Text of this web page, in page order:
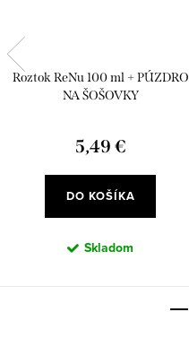
Roztok ReNu 100 ml + PÚZDRO
NA ŠOŠOVKY
5,49 €
DO KOŠÍKA
Skladom